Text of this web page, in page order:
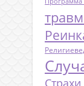
Страхи